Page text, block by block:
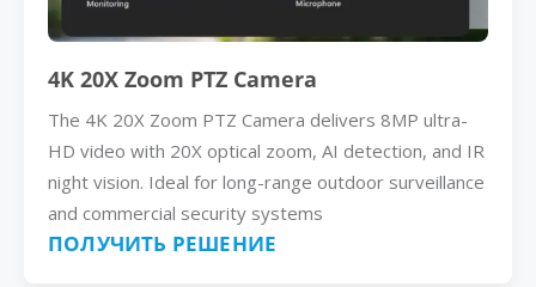
4K 20X Zoom PTZ Camera
The 4K 20X Zoom PTZ Camera delivers 8MP ultra-
HD video with 20X optical zoom, AI detection, and IR
night vision. Ideal for long-range outdoor surveillance
and commercial security systems
ПОЛУЧИТЬ РЕШЕНИЕ